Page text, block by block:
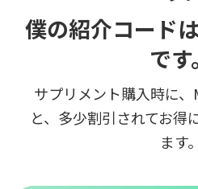
僕の紹介コード
です。
サプリメント購入時に
と、多少割引されてお得
ます。